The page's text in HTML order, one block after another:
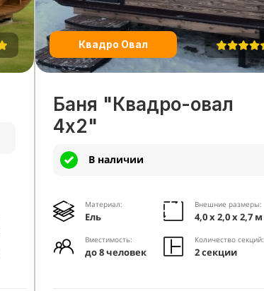
Квадро Овал
Баня "Квадро-овал
4х2"
В наличии
Материал:
Ель
Внешние размеры:
4,0 х 2,0 х 2,7 м
Вместимость:
до 8 человек
Количество секций:
2 секции